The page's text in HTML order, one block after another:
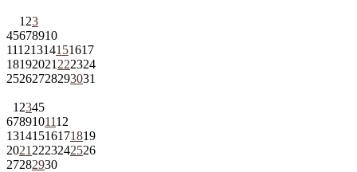
1 23
45678910
11121314151617
18192021 222324
25262728293031
1 2345
6789101112
13141516171819
2021 2223242526
27282930